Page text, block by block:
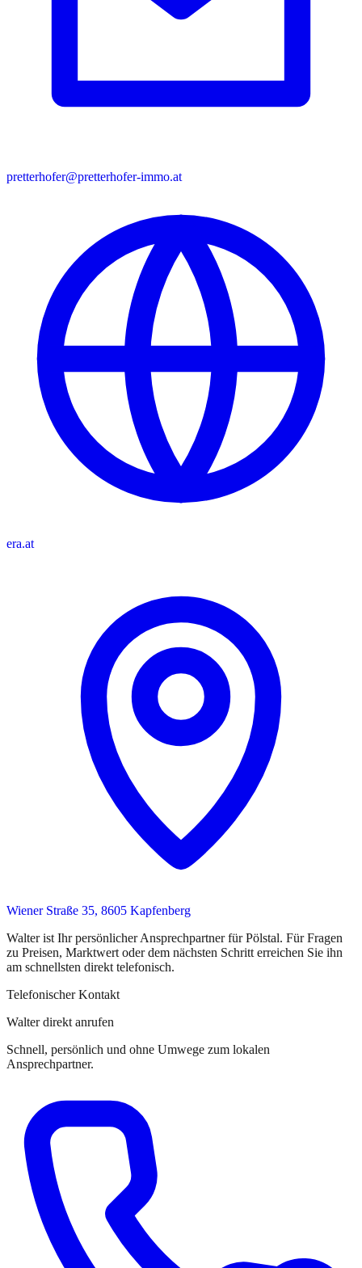
pretterhofer@pretterhofer-immo.at
era.at
Wiener Straße 35, 8605 Kapfenberg
Walterist Ihr persönlicher Ansprechpartnerfür Pölstal. Für Fragen
zu Preisen, Marktwert oder dem nächsten Schritt erreichen Sie ihn
am schnellsten direkt telefonisch.
Telefonischer Kontakt
Walter direkt anrufen
Schnell, persönlich und ohne Umwege zum lokalen
Ansprechpartner.